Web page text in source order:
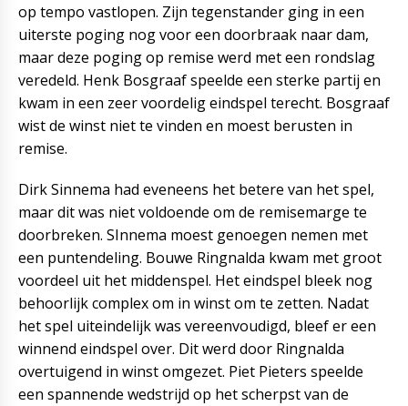
op tempo vastlopen. Zijn tegenstander ging in een
uiterste poging nog voor een doorbraak naar dam,
maar deze poging op remise werd met een rondslag
veredeld. Henk Bosgraaf speelde een sterke partij en
kwam in een zeer voordelig eindspel terecht. Bosgraaf
wist de winst niet te vinden en moest berusten in
remise.
Dirk Sinnema had eveneens het betere van het spel,
maar dit was niet voldoende om de remisemarge te
doorbreken. SInnema moest genoegen nemen met
een puntendeling. Bouwe Ringnalda kwam met groot
voordeel uit het middenspel. Het eindspel bleek nog
behoorlijk complex om in winst om te zetten. Nadat
het spel uiteindelijk was vereenvoudigd, bleef er een
winnend eindspel over. Dit werd door Ringnalda
overtuigend in winst omgezet. Piet Pieters speelde
een spannende wedstrijd op het scherpst van de